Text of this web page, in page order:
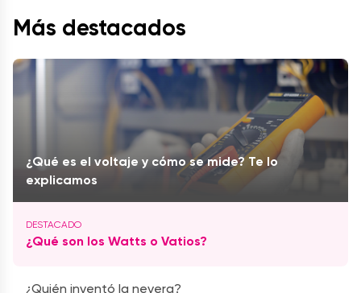
Más destacados
¿Qué es el voltaje y cómo se mide? Te lo
explicamos
¿Qué son los Watts o Vatios?
¿Quién inventó la nevera?